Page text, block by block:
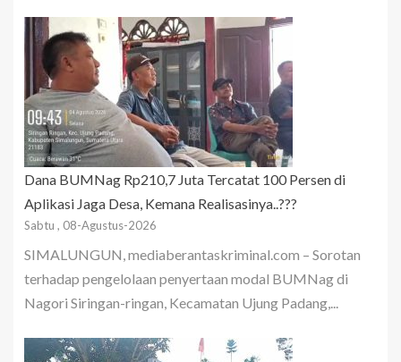
Dana BUMNag Rp210,7 Juta Tercatat 100 Persen di
Aplikasi Jaga Desa, Kemana Realisasinya..???
Sabtu , 08-Agustus-2026
SIMALUNGUN, mediaberantaskriminal.com – Sorotan
terhadap pengelolaan penyertaan modal BUMNag di
Nagori Siringan-ringan, Kecamatan Ujung Padang,...